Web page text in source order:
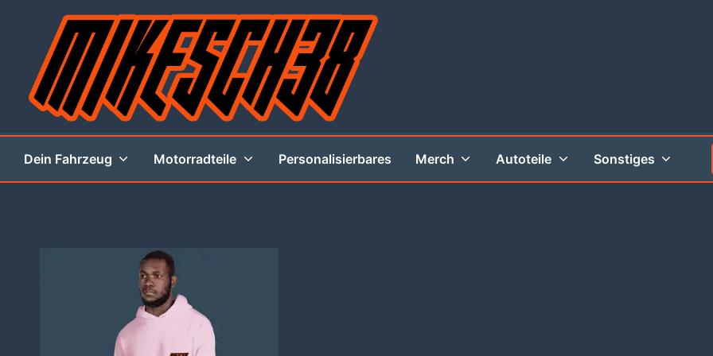
springen
MIKESCH38
Dein Fahrzeug Motorradteile Personalisierbares Merch Autoteile Sonstiges